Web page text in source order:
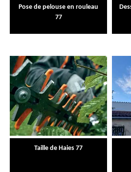
Pose de pelouse en rouleau
77
Taille de Haies 77